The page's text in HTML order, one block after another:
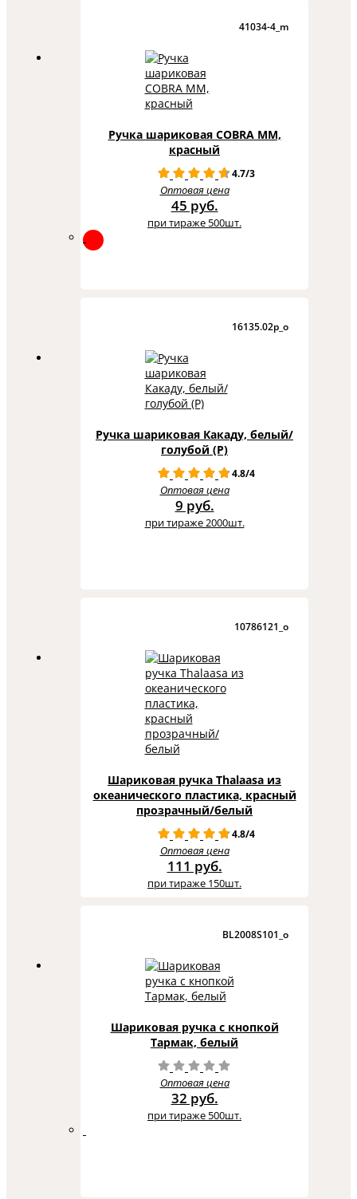
41034-4_m
Ручка шариковая COBRA MM,
красный
4.7/3
Оптовая цена
45 руб.
при тираже 500шт.
16135.02p_o
Ручка шариковая Какаду, белый/
голубой (P)
4.8/4
Оптовая цена
9 руб.
при тираже 2000шт.
10786121_o
Шариковая ручка Thalaasa из
океанического пластика, красный
прозрачный/белый
4.8/4
Оптовая цена
111 руб.
при тираже 150шт.
BL2008S101_o
Шариковая ручка с кнопкой
Тармак, белый
Оптовая цена
32 руб.
при тираже 500шт.